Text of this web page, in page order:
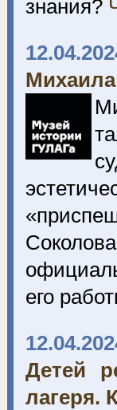
знания?
его
Детей
лагеря.